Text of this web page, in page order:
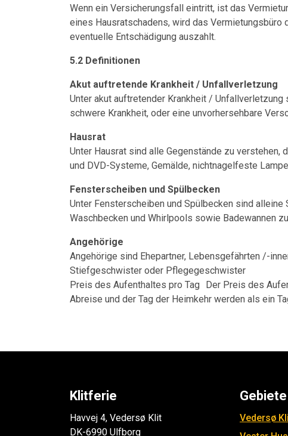
Wenn ein Versicherungsfall eintritt, ist das
eines Hausratschadens, wird das Vermietungsbüro
eventuelle Entschädigung auszahlt.
5.2 Definitionen
Akut auftretende Krankheit / Unfallverletzung
Unter akut auftretender Krankheit /
schwere Krankheit, oder eine unvorhersehbare
Hausrat
Unter Hausrat sind alle Gegenstände zu verstehen,
und DVD-Systeme, Gemälde, nichtnagelfeste
Fensterscheiben und Spülbecken
Unter Fensterscheiben und Spülbecken sind
Waschbecken und Whirlpools sowie Badewannen
Angehörige
Angehörige sind Ehepartner, Lebensgefährten /-
Stiefgeschwister oder Pflegegeschwister
Preis des Aufenthaltes pro Tag Der Preis des
Abreise und der Tag der Heimkehr werden als ein
Klitferie
Havvej 4, Vedersø Klit
DK-6990 Ulfborg
Gebiete
Vedersø